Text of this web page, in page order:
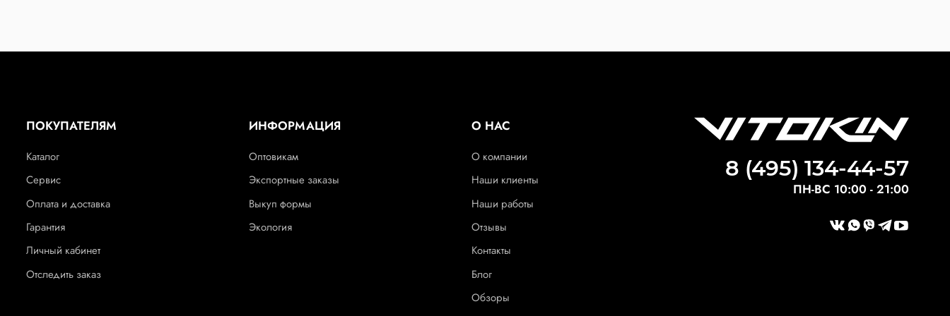
ПОКУПАТЕЛЯМ
Каталог
Сервис
Оплата и доставка
Гарантия
Личный кабинет
Отследить заказ
ИНФОРМАЦИЯ
Оптовикам
Экспортные заказы
Выкуп формы
Экология
О НАС
О компании
Наши клиенты
Наши работы
Отзывы
Контакты
Блог
Обзоры
8 (495) 134-44-57
ПН-ВС 10:00 - 21:00